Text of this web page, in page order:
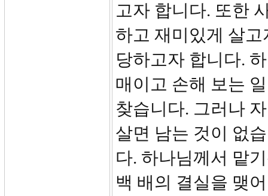
고자 합니다. 또한
하고 재미있게 살
당하고자 합니다.
매이고 손해 보는
찾습니다. 그러나
살면 남는 것이 없
다. 하나님께서 맡
백 배의 결실을 맺